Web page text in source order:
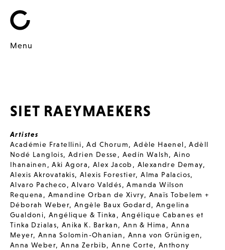
Menu
SIET RAEYMAEKERS
Artistes
Académie Fratellini,Ad Chorum, Adèle Haenel,Adèll
Nodé Langlois,Adrien Desse, Aedín Walsh, Aino
Ihanainen ,Aki Agora, Alex Jacob , Alexandre Demay,
Alexis Akrovatakis,Alexis Forestier,Alma Palacios,
Alvaro Pacheco,Alvaro Valdés,Amanda Wilson
Requena , Amandine Orban de Xivry, Anaïs Tobelem +
Déborah Weber,Angèle Baux Godard,Angelina
Gualdoni,Angélique & Tinka , Angélique Cabanes et
Tinka Dzialas,Anika K. Barkan, Ann & Hima , Anna
Meyer, Anna Solomin-Ohanian , Anna von Grünigen,
Anna Weber, Anna Zerbib,Anne Corte, Anthony